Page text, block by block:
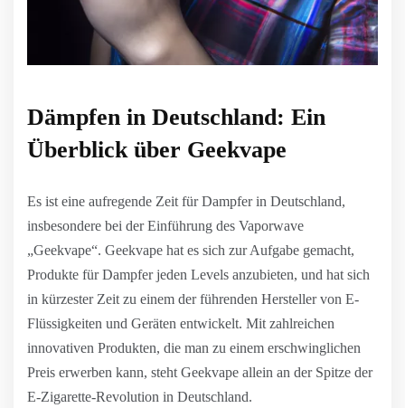
Dämpfen in Deutschland: Ein
Überblick über Geekvape
Es ist eine aufregende Zeit für Dampfer in Deutschland,
insbesondere bei der Einführung des Vaporwave
„Geekvape“. Geekvape hat es sich zur Aufgabe gemacht,
Produkte für Dampfer jeden Levels anzubieten, und hat sich
in kürzester Zeit zu einem der führenden Hersteller von E-
Flüssigkeiten und Geräten entwickelt. Mit zahlreichen
innovativen Produkten, die man zu einem erschwinglichen
Preis erwerben kann, steht Geekvape allein an der Spitze der
E-Zigarette-Revolution in Deutschland.